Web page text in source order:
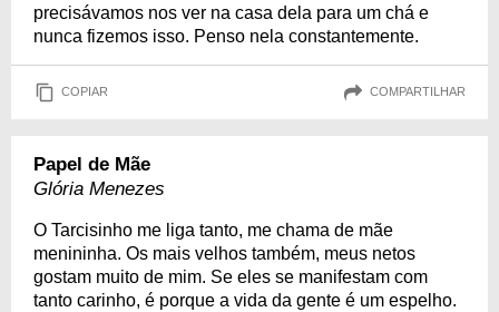
precisávamos nos ver na casa dela para um chá e
nunca fizemos isso. Penso nela constantemente.
COPIAR COMPARTILHAR
Papel de Mãe
Glória Menezes
O Tarcisinho me liga tanto, me chama de mãe
menininha. Os mais velhos também, meus netos
gostam muito de mim. Se eles se manifestam com
tanto carinho, é porque a vida da gente é um espelho.